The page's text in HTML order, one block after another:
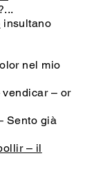
insultano
nel mio
vendicar – or
Sento già
– il